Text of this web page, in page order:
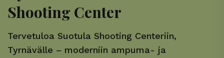
Shooting Center
Tervetuloa Suotula Shooting Centeriin,
Tyrnävälle – moderniin ampuma- ja